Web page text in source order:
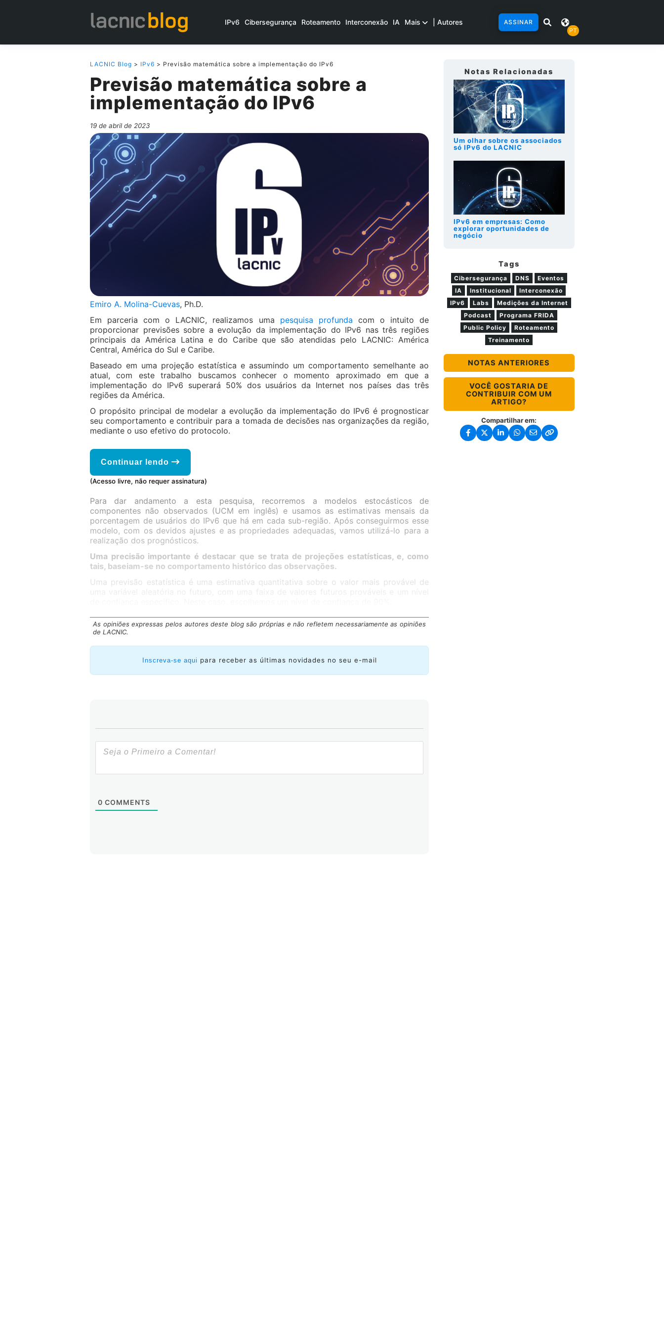
IPv6 Cibersegurança Roteamento Interconexão IA Mais | Autores
ASSINAR
PT
LACNIC Blog > IPv6 > Previsão matemática sobre a implementação do IPv6
Previsão matemática sobre a
implementação do IPv6
19 de abril de 2023
Emiro A. Molina-Cuevas, Ph.D.
Em parceria com o LACNIC, realizamos uma pesquisa profunda com o intuito de
proporcionar previsões sobre a evolução da implementação do IPv6 nas três regiões
principais da América Latina e do Caribe que são atendidas pelo LACNIC: América
Central, América do Sul e Caribe.
Baseado em uma projeção estatística e assumindo um comportamento semelhante ao
atual, com este trabalho buscamos conhecer o momento aproximado em que a
implementação do IPv6 superará 50% dos usuários da Internet nos países das três
regiões da América.
O propósito principal de modelar a evolução da implementação do IPv6 é prognosticar
seu comportamento e contribuir para a tomada de decisões nas organizações da região,
mediante o uso efetivo do protocolo.
Continuar lendo
(Acesso livre, não requer assinatura)
Para dar andamento a esta pesquisa, recorremos a modelos estocásticos de
componentes não observados (UCM em inglês) e usamos as estimativas mensais da
porcentagem de usuários do IPv6 que há em cada sub-região. Após conseguirmos esse
modelo, com os devidos ajustes e as propriedades adequadas, vamos utilizá-lo para a
realização dos prognósticos.
Uma precisão importante é destacar que se trata de projeções estatísticas, e, como
tais, baseiam-se no comportamento histórico das observações.
Uma previsão estatística é uma estimativa quantitativa sobre o valor mais provável de
As opiniões expressas pelos autores deste blog são próprias e não refletem necessariamente as opiniões
de LACNIC.
Inscreva-se aqui para receber as últimas novidades no seu e-mail
0 COMMENTS
Notas Relacionadas
Um olhar sobre os associados
só IPv6 do LACNIC
IPv6 em empresas: Como
explorar oportunidades de
negócio
Tags
Cibersegurança DNS
Eventos
IA
Institucional
Interconexão
IPv6
Labs
Medições da Internet
Podcast
Programa FRIDA
Public Policy
Roteamento
Treinamento
NOTAS ANTERIORES
VOCÊ GOSTARIA DE
CONTRIBUIR COM UM
ARTIGO?
Compartilhar em: